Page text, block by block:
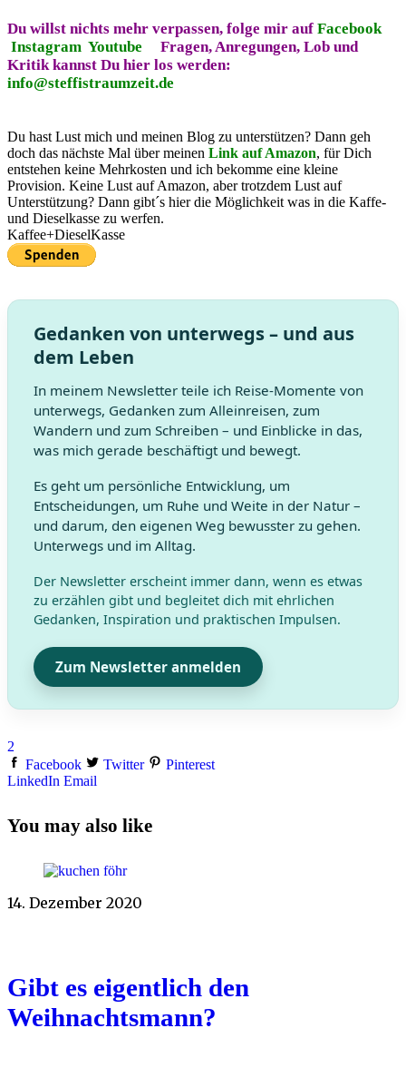
Du willst nichts mehr verpassen, folge mir auf Facebook
Instagram Youtube
Fragen, Anregungen, Lob und
Kritik kannst Du hier los werden:
info@steffistraumzeit.de
Du hast Lust mich und meinen Blog zu unterstützen? Dann geh
doch das nächste Mal über meinen Link auf Amazon, für Dich
entstehen keine Mehrkosten und ich bekomme eine kleine
Provision. Keine Lust auf Amazon, aber trotzdem Lust auf
Unterstützung? Dann gibt´s hier die Möglichkeit was in die Kaffe-
und Dieselkasse zu werfen.
Kaffee+DieselKasse
Gedanken von unterwegs – und aus
dem Leben
In meinem Newsletter teile ich Reise-Momente von
unterwegs, Gedanken zum Alleinreisen, zum
Wandern und zum Schreiben – und Einblicke in das,
was mich gerade beschäftigt und bewegt.
Es geht um persönliche Entwicklung, um
Entscheidungen, um Ruhe und Weite in der Natur –
und darum, den eigenen Weg bewusster zu gehen.
Unterwegs und im Alltag.
Der Newsletter erscheint immer dann, wenn es etwas
zu erzählen gibt und begleitet dich mit ehrlichen
Gedanken, Inspiration und praktischen Impulsen.
Zum Newsletter anmelden
2
Facebook
Twitter
Pinterest
LinkedIn Email
You may also like
14. Dezember 2020
Gibt es eigentlich den
Weihnachtsmann?